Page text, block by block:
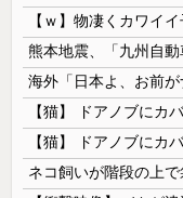
【ｗ】物凄くカワイ